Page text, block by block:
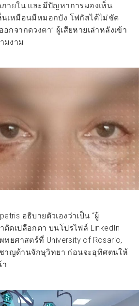
ภายใน และมีปัญหาการมองเห็น
นเหมือนมีหมอกบัง โฟกัสได้ไม่ชัด
กจากดวงตา” ผู้เสียหายเล่าหลังเข้า
มงาม
อธิบายตัวเองว่าเป็น “ผู้
ดเปลือกตา บนโปรไฟล์ LinkedIn
ทยศาสตร์ที่ University of Rosario,
ชาญด้านจักษุวิทยา ก่อนจะอุทิศตนให้